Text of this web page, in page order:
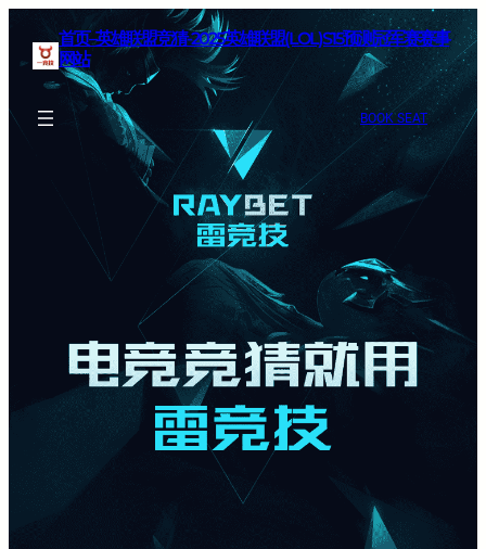
首页–英雄联盟竞猜-2025英雄联盟(LOL)S15预测冠军赛赛事
网站
BOOK SEAT